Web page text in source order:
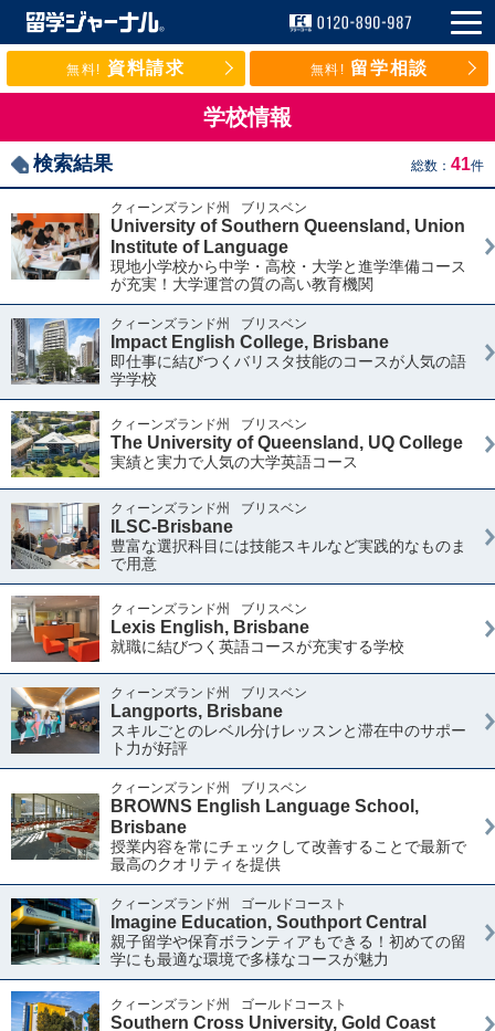
無料! 資料請求 無料! 留学相談
学校情報
検索結果 総数： 41件
クィーンズランド州 ブリスベン
University of Southern Queensland, Union
Institute of Language
現地小学校から中学・高校・大学と進学準備コース
が充実！大学運営の質の高い教育機関
クィーンズランド州 ブリスベン
Impact English College, Brisbane
即仕事に結びつくバリスタ技能のコースが人気の語
学学校
クィーンズランド州 ブリスベン
The University of Queensland, UQ College
実績と実力で人気の大学英語コース
クィーンズランド州 ブリスベン
ILSC-Brisbane
豊富な選択科目には技能スキルなど実践的なものま
で用意
クィーンズランド州 ブリスベン
Lexis English, Brisbane
就職に結びつく英語コースが充実する学校
クィーンズランド州 ブリスベン
Langports, Brisbane
スキルごとのレベル分けレッスンと滞在中のサポー
ト力が好評
クィーンズランド州 ブリスベン
BROWNS English Language School,
Brisbane
授業内容を常にチェックして改善することで最新で
最高のクオリティを提供
クィーンズランド州 ゴールドコースト
Imagine Education, Southport Central
親子留学や保育ボランティアもできる！初めての留
学にも最適な環境で多様なコースが魅力
クィーンズランド州 ゴールドコースト
Southern Cross University, Gold Coast